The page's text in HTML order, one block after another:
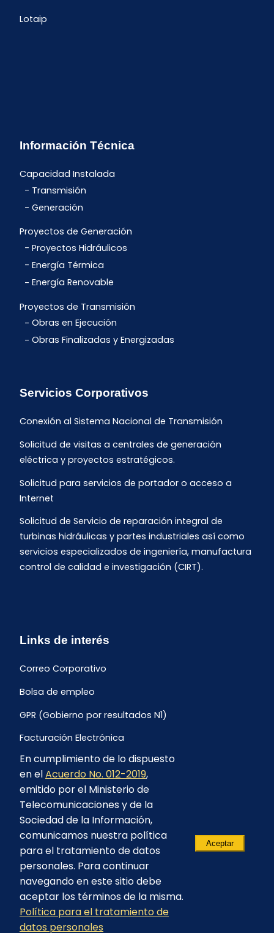
Lotaip
Información Técnica
Capacidad Instalada
Transmisión
Generación
Proyectos de Generación
Proyectos Hidráulicos
Energía Térmica
Energía Renovable
Proyectos de Transmisión
Obras en Ejecución
Obras Finalizadas y Energizadas
Servicios Corporativos
Conexión al Sistema Nacional de Transmisión
Solicitud de visitas a centrales de generación
eléctrica y proyectos estratégicos.
Solicitud para servicios de portador o acceso a
Internet
Solicitud de Servicio de reparación integral de
turbinas hidráulicas y partes industriales así como
servicios especializados de ingeniería, manufactura
control de calidad e investigación (CIRT).
Links de interés
Correo Corporativo
Bolsa de empleo
GPR (Gobierno por resultados N1)
Facturación Electrónica
Archivo Histórico de Facturación
Portal Ambiental y Social
Proyecto Geotérmico Chachimbiro
Contratación consultoría mediante “Lista Corta”
Reglamento de Procesos Asociativos
© 2023 - CELEC EP - Todos los derechos
reservados
En cumplimiento de lo dispuesto
en elAcuerdo No. 012-2019,
emitido por el Ministerio de
Telecomunicaciones y de la
Sociedad de la Información,
comunicamos nuestra política
para el tratamiento de datos
personales. Para continuar
navegando en este sitio debe
aceptar los términos de la misma.
Política para el tratamiento de
datos personales
Aceptar